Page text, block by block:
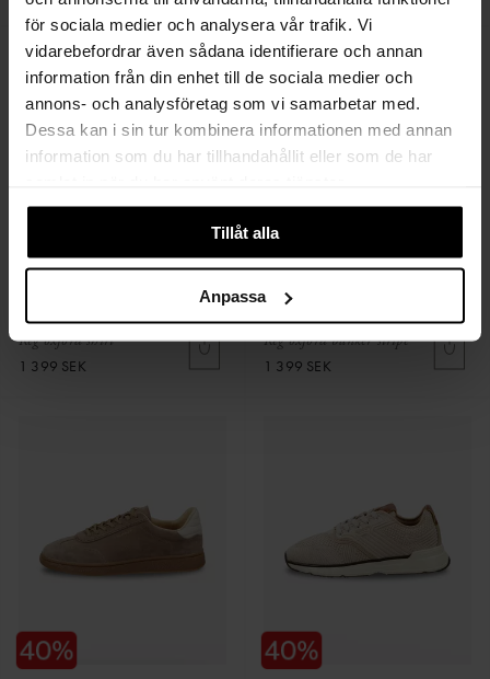
för sociala medier och analysera vår trafik. Vi
vidarebefordrar även sådana identifierare och annan
information från din enhet till de sociala medier och
annons- och analysföretag som vi samarbetar med.
Dessa kan i sin tur kombinera informationen med annan
information som du har tillhandahållit eller som de har
Tillåt alla
Anpassa
Reg oxford shirt
GANT
1 399 SEK
Reg oxford banker stripe
GANT.
1 399 SEK